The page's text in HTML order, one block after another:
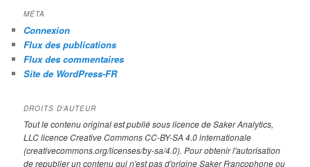
MÉTA
Connexion
Flux des publications
Flux des commentaires
Site de WordPress-FR
DROITS D’AUTEUR
Tout le contenu original est publié sous licence de Saker Analytics,
LLC licence Creative Commons CC-BY-SA 4.0 internationale
(creativecommons.org/licenses/by-sa/4.0). Pour obtenir l'autorisation
de republier un contenu qui n'est pas d'origine Saker Francophone ou